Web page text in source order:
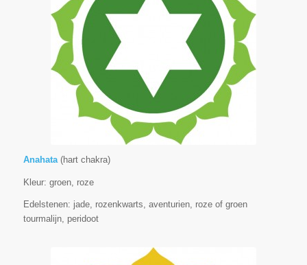
Anahata(hart chakra)
Kleur: groen, roze
Edelstenen: jade, rozenkwarts, aventurien, roze of groen
tourmalijn, peridoot